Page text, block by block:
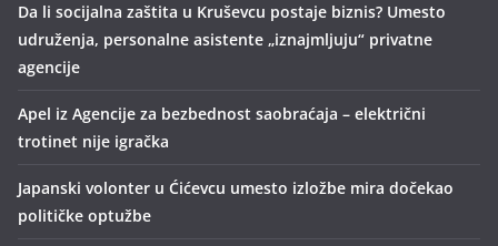
Da li socijalna zaštita u Kruševcu postaje biznis? Umesto
udruženja, personalne asistente „iznajmljuju“ privatne
agencije
Apel iz Agencije za bezbednost saobraćaja – električni
trotinet nije igračka
Japanski volonter u Ćićevcu umesto izložbe mira dočekao
političke optužbe